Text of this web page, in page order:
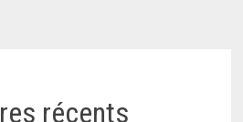
récents